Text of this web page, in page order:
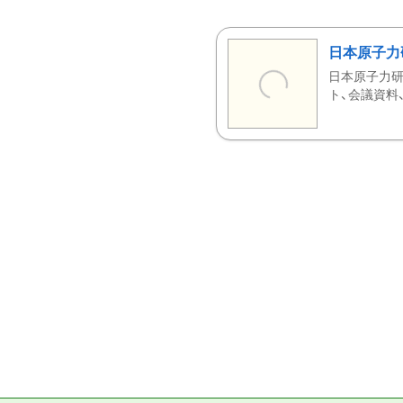
日本原子
日本原子力
ト、会議資